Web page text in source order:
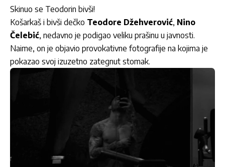
Skinuo se Teodorin bivši!
Košarkaš i bivši dečko Teodore Džehverović, Nino
Čelebić, nedavno je podigao veliku prašinu u javnosti.
Naime, on je objavio provokativne fotografije na kojima je
pokazao svoj izuzetno zategnut stomak.